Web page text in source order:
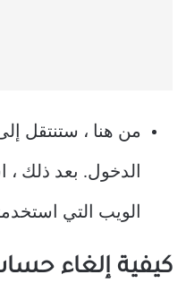
من هنا ، ستنتقل
الدخول. بعد ذلك
الويب التي